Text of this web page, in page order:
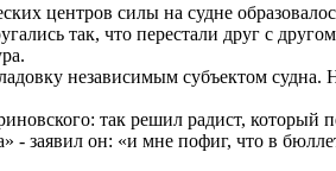
центров силы на судне
так, что перестали друг с
независимым субъектом
так решил радист, который
заявил он: «и мне пофиг, что в